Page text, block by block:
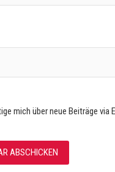
mich über neue Beiträge via